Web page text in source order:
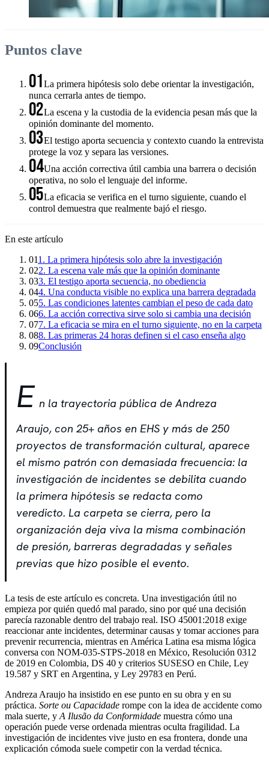
Puntos clave
01La primera hipótesis solo debe orientar la investigación,
nunca cerrarla antes de tiempo.
02La escena y la custodia de la evidencia pesan más que la
opinión dominante del momento.
03El testigo aporta secuencia y contexto cuando la entrevista
protege la voz y separa las versiones.
04Una acción correctiva útil cambia una barrera o decisión
operativa, no solo el lenguaje del informe.
05La eficacia se verifica en el turno siguiente, cuando el
control demuestra que realmente bajó el riesgo.
En este artículo
011. La primera hipótesis solo abre la investigación
022. La escena vale más que la opinión dominante
033. El testigo aporta secuencia, no obediencia
044. Una conducta visible no explica una barrera degradada
055. Las condiciones latentes cambian el peso de cada dato
066. La acción correctiva sirve solo si cambia una decisión
077. La eficacia se mira en el turno siguiente, no en la carpeta
088. Las primeras 24 horas definen si el caso enseña algo
09Conclusión
E n la trayectoria pública de Andreza
Araujo, con 25+ años en EHS y más de 250
proyectos de transformación cultural, aparece
el mismo patrón con demasiada frecuencia: la
investigación de incidentes se debilita cuando
la primera hipótesis se redacta como
veredicto. La carpeta se cierra, pero la
organización deja viva la misma combinación
de presión, barreras degradadas y señales
previas que hizo posible el evento.
La tesis de este artículo es concreta. Una investigación útil no
empieza por quién quedó mal parado, sino por qué una decisión
parecía razonable dentro del trabajo real. ISO 45001:2018 exige
reaccionar ante incidentes, determinar causas y tomar acciones para
prevenir recurrencia, mientras en América Latina esa misma lógica
conversa con NOM-035-STPS-2018 en México, Resolución 0312
de 2019 en Colombia, DS 40 y criterios SUSESO en Chile, Ley
19.587 y SRT en Argentina, y Ley 29783 en Perú.
Andreza Araujo ha insistido en ese punto en su obra y en su
práctica. Sorte ou Capacidade rompe con la idea de accidente como
mala suerte, y A Ilusão da Conformidade muestra cómo una
operación puede verse ordenada mientras oculta fragilidad. La
investigación de incidentes vive justo en esa frontera, donde una
explicación cómoda suele competir con la verdad técnica.